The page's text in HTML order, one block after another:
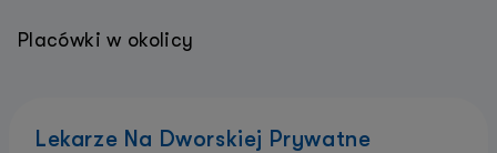
Placówki w okolicy
Lekarze Na Dworskiej Prywatne